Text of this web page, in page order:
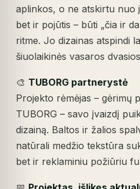
aplinkos, o ne atskirtu nuo
bet ir pojūtis – būti „čia ir
ritme. Jo dizainas atspindi
šiuolaikinės vasaros
🎨 TUBORG partnerystė
Projekto rėmėjas – gėrimų
TUBORG – savo įvaizdį
dizainą. Baltos ir žalios
natūrali medžio tekstūra
bet ir reklaminiu požiūriu